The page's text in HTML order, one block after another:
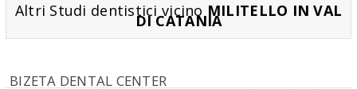
Altri Studi dentistici vicino MILITELLO IN VAL
DI CATANIA
BIZETA DENTAL CENTER